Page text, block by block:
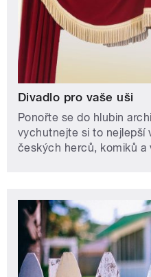
Divadlo pro vaše uši
Ponořte se do hlubin
vychutnejte si to nejlepší
českých herců, komiků a